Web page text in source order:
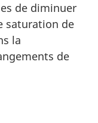
de diminuer
saturation de
la
de